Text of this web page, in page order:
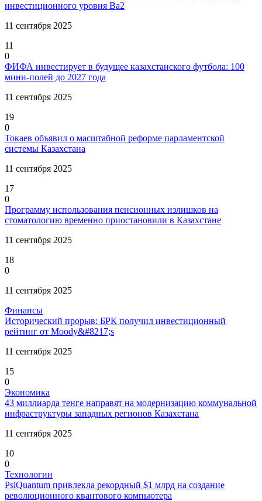
инвестиционного уровня Ba2
11 сентября 2025
11
0
ФИФА инвестирует в будущее казахстанского футбола: 100
мини-полей до 2027 года
11 сентября 2025
19
0
Токаев объявил о масштабной реформе парламентской
системы Казахстана
11 сентября 2025
17
0
Программу использования пенсионных излишков на
стоматологию временно приостановили в Казахстане
11 сентября 2025
18
0
11 сентября 2025
Финансы
Исторический прорыв: БРК получил инвестиционный
рейтинг от Moody&#8217;s
11 сентября 2025
15
0
Экономика
43 миллиарда тенге направят на модернизацию коммунальной
инфраструктуры западных регионов Казахстана
11 сентября 2025
10
0
Технологии
PsiQuantum привлекла рекордный $1 млрд на создание
революционного квантового компьютера